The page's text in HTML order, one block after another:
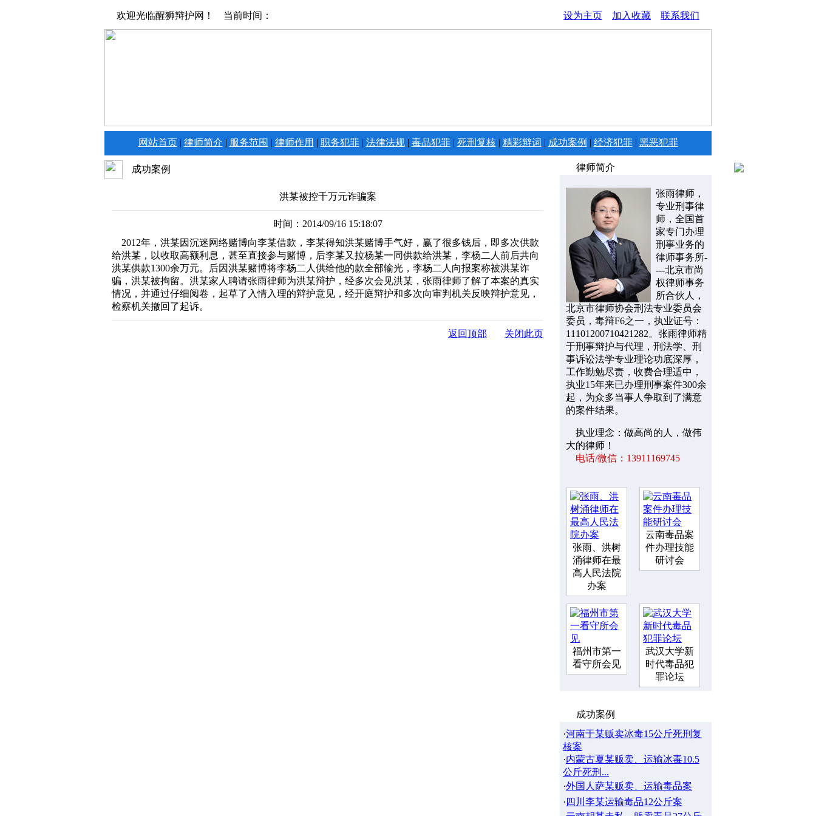
欢迎光临醒狮辩护网！ 当前时间： 设为主页 加入收藏 联系我们
网站首页 | 律师简介 | 服务范围 | 律师作用 | 职务犯罪| 法律法规| 毒品犯罪| 死刑复核| 精彩辩词 | 成功案例 | 经济犯罪| 黑恶犯罪
成功案例
洪某被控千万元诈骗案
时间：2014/09/16 15:18:07
2012年，洪某因沉迷网络赌博向李某借款，李某得知洪某赌博手气好，赢了很多钱后，即多次供款
给洪某，以收取高额利息，甚至直接参与赌博，后李某又拉杨某一同供款给洪某，李杨二人前后共向
洪某供款1300余万元。后因洪某赌博将李杨二人供给他的款全部输光，李杨二人向报案称被洪某诈
骗，洪某被拘留。洪某家人聘请张雨律师为洪某辩护，经多次会见洪某，张雨律师了解了本案的真实
情况，并通过仔细阅卷，起草了入情入理的辩护意见，经开庭辩护和多次向审判机关反映辩护意见，
检察机关撤回了起诉。
返回顶部 关闭此页
律师简介
张雨律师，
专业刑事律
师，全国首
家专门办理
刑事业务的
律师事务所-
---北京市尚
权律师事务
所合伙人，
北京市律师协会刑法专业委员会
委员，毒辩F6之一，执业证号：
11101200710421282。张雨律师精
于刑事辩护与代理，刑法学、刑
事诉讼法学专业理论功底深厚，
工作勤勉尽责，收费合理适中，
执业15年来已办理刑事案件300余
起，为众多当事人争取到了满意
的案件结果。
执业理念：做高尚的人，做伟
大的律师！
电话/微信：13911169745
张雨、洪树
涌律师在最
高人民法院
办案
云南毒品案
件办理技能
研讨会
福州市第一
看守所会见
武汉大学新
时代毒品犯
罪论坛
成功案例
·河南于某贩卖冰毒15公斤死刑复
核案
·内蒙古夏某贩卖、运输冰毒10.5
公斤死刑...
·外国人萨某贩卖、运输毒品案
· 四川李某运输毒品12公斤案